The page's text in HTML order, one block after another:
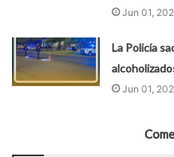
Jun 01,
La Policía
Jun 01,